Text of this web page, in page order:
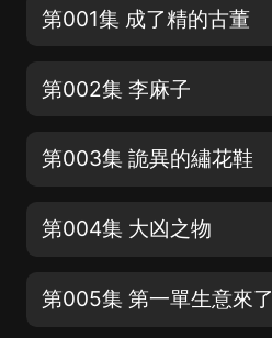
第001集 成了精的古董
第002集 李麻子
第003集 詭異的繡花鞋
第004集 大凶之物
第005集 第一單生意來了